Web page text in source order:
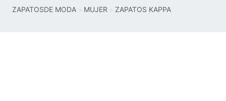
ZAPATOSDE MODA MUJER ZAPATOS KAPPA